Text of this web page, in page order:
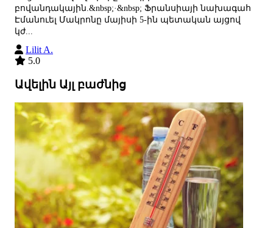
բովանդակային.&nbsp;·&nbsp; Ֆրանսիայի նախագահ
Էմանուել Մակրոնը մայիսի 5-ին պետական այցով
կժ...
Lilit A.
5.0
Ավելին Այլ բաժնից